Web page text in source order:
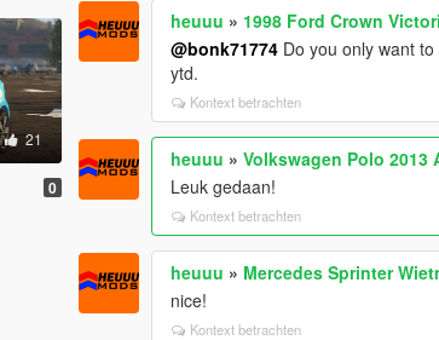
21
0
heuuu » 1998 Ford Crown
@bonk71774 Do you only want
ytd.
Kontext betrachten
heuuu »Volkswagen Polo 2013
Leuk gedaan!
Kontext betrachten
heuuu » Mercedes Sprinter
nice!
Kontext betrachten